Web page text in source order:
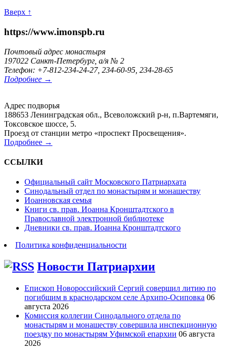
Вверх ↑
https://www.imonspb.ru
Почтовый адрес монастыря
197022 Санкт-Петербург, а/я № 2
Телефон: +7-812-234-24-27, 234-60-95, 234-28-65
Подробнее →
Адрес подворья
188653 Ленинградская обл., Всеволожский р-н, п.Вартемяги,
Токсовское шоссе, 5.
Проезд от станции метро «проспект Просвещения».
Подробнее →
ССЫЛКИ
Официальный сайт Московского Патриархата
Синодальный отдел по монастырям и монашеству
Иоанновская семья
Книги св. прав. Иоанна Кронштадтского в
Православной электронной библиотеке
Дневники св. прав. Иоанна Кронштадтского
Политика конфиденциальности
Новости Патриархии
Епископ Новороссийский Сергий совершил литию по
погибшим в краснодарском селе Архипо-Осиповка 06
августа 2026
Комиссия коллегии Синодального отдела по
монастырям и монашеству совершила инспекционную
поездку по монастырям Уфимской епархии 06 августа
2026